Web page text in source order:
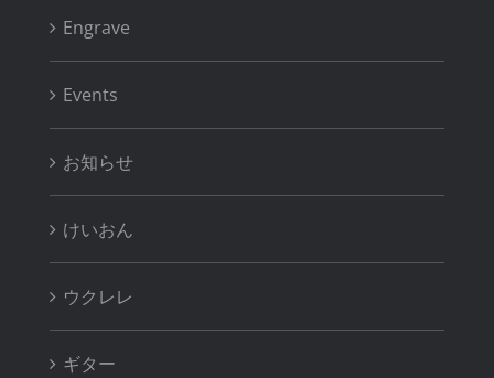
Engrave
Events
お知らせ
けいおん
ウクレレ
ギター